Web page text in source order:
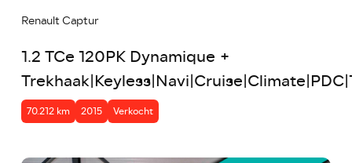
Renault Captur
1.2 TCe 120PK Dynamique +
70.212 km 2015 Verkocht